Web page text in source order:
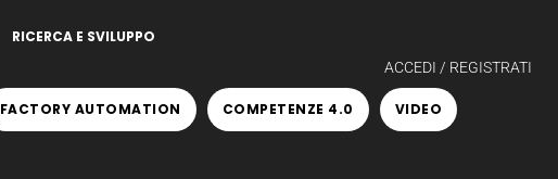
RICERCA E SVILUPPO
ACCEDI / REGISTRATI
FACTORY AUTOMATION COMPETENZE 4.0 VIDEO